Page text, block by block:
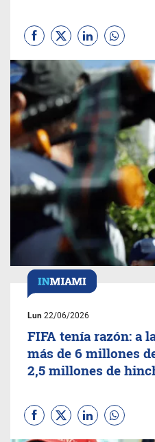
Lun 22/06/2026
FIFA tenía razón: a
más de 6 millones
2,5 millones de